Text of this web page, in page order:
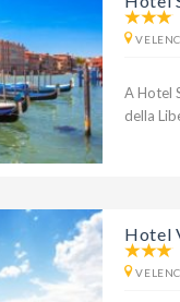
A Hotel
della
Hotel